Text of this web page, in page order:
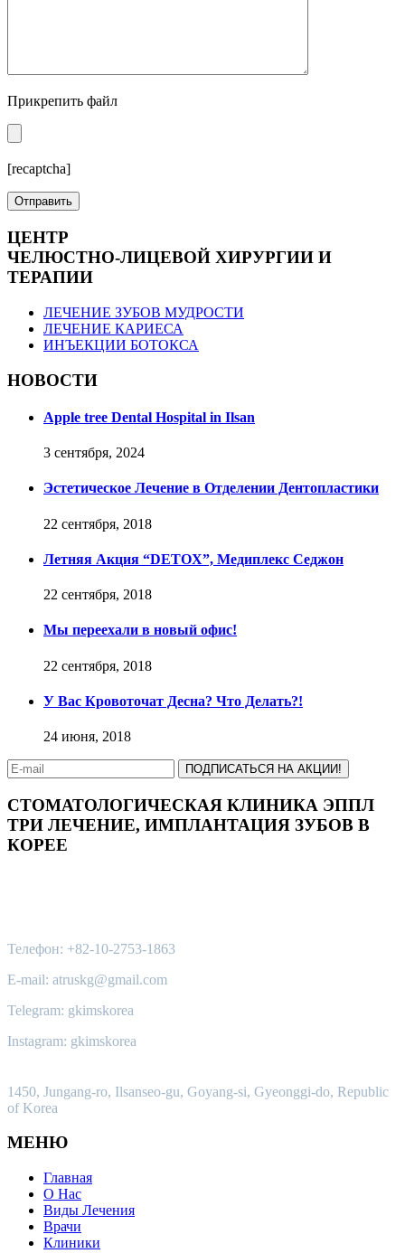
Прикрепить файл
[recaptcha]
ЦЕНТР
ЧЕЛЮСТНО-ЛИЦЕВОЙ ХИРУРГИИ И
ТЕРАПИИ
ЛЕЧЕНИЕ ЗУБОВ МУДРОСТИ
ЛЕЧЕНИЕ КАРИЕСА
ИНЪЕКЦИИ БОТОКСА
НОВОСТИ
Apple tree Dental Hospital in Ilsan
3 сентября, 2024
Эстетическое Лечение в Отделении Дентопластики
22 сентября, 2018
Летняя Акция “DETOX”, Медиплекс Седжон
22 сентября, 2018
Мы переехали в новый офис!
22 сентября, 2018
У Вас Кровоточат Десна? Что Делать?!
24 июня, 2018
ПОДПИСАТЬСЯ НА АКЦИИ!
СТОМАТОЛОГИЧЕСКАЯ КЛИНИКА ЭППЛ
ТРИ ЛЕЧЕНИЕ, ИМПЛАНТАЦИЯ ЗУБОВ В
КОРЕЕ
Телефон: +82-10-2753-1863
E-mail: atruskg@gmail.com
Telegram: gkimskorea
Instagram: gkimskorea
1450, Jungang-ro, Ilsanseo-gu, Goyang-si, Gyeonggi-do, Republic
of Korea
МЕНЮ
Главная
О Нас
Виды Лечения
Врачи
Клиники